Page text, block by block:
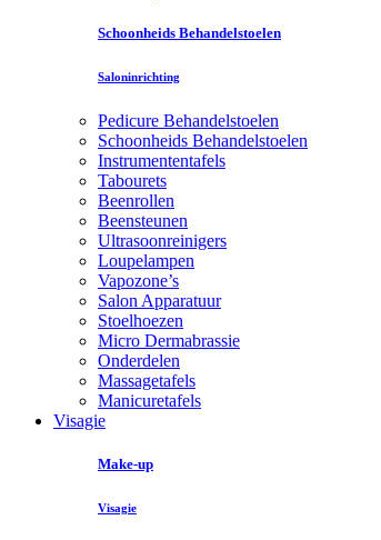
Schoonheids Behandelstoelen
Saloninrichting
Pedicure Behandelstoelen
Schoonheids Behandelstoelen
Instrumententafels
Tabourets
Beenrollen
Beensteunen
Ultrasoonreinigers
Loupelampen
Vapozone’s
Salon Apparatuur
Stoelhoezen
Micro Dermabrassie
Onderdelen
Massagetafels
Manicuretafels
Visagie
Make-up
Visagie